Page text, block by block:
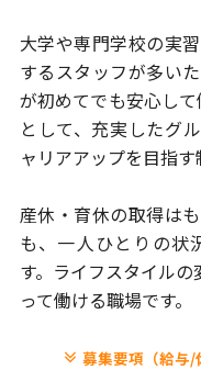
大学や専門学校の実
するスタッフが多い
が初めてでも安心して
として、充実したグ
ャリアアップを目指す
産休・育休の取得は
も、 一人ひとりの状
す。ライフスタイルの
って働ける職場です。
募集要項（給与/